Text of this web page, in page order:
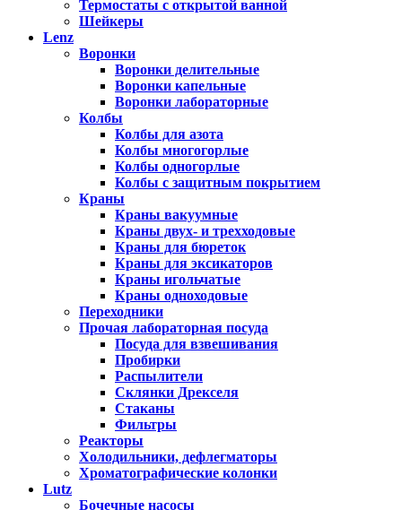
Термостаты с открытой ванной
Шейкеры
Lenz
Воронки
Воронки делительные
Воронки капельные
Воронки лабораторные
Колбы
Колбы для азота
Колбы многогорлые
Колбы одногорлые
Колбы с защитным покрытием
Краны
Краны вакуумные
Краны двух- и трехходовые
Краны для бюреток
Краны для эксикаторов
Краны игольчатые
Краны одноходовые
Переходники
Прочая лабораторная посуда
Посуда для взвешивания
Пробирки
Распылители
Склянки Дрекселя
Стаканы
Фильтры
Реакторы
Холодильники, дефлегматоры
Хроматографические колонки
Lutz
Бочечные насосы